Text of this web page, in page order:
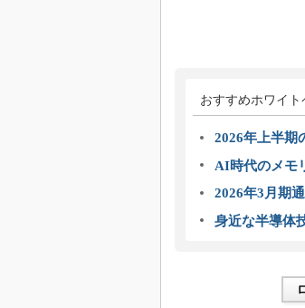
おすすめホワイト
2026年上半
AI時代のメモ
2026年3月期
身近な半導体